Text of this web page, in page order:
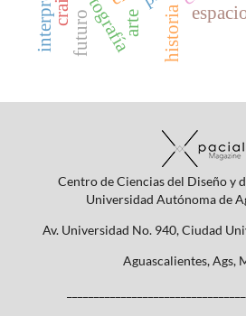
fotografía historia
arte
futuro
Centro de Ciencias del Diseño y
Universidad Autónoma de
Av. Universidad No. 940, Ciudad
Aguascalientes, Ags,